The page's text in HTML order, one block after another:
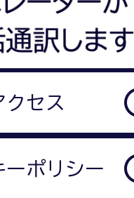
クセス
ーポリシー